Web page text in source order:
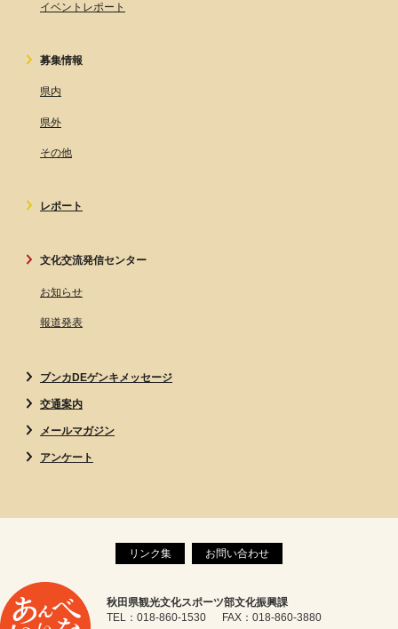
イベントレポート
募集情報
県内
県外
その他
レポート
文化交流発信センター
お知らせ
報道発表
ブンカDEゲンキメッセージ
交通案内
メールマガジン
アンケート
リンク集 お問い合わせ
秋田県観光文化スポーツ部文化振興課
TEL：018-860-1530 FAX：018-860-3880